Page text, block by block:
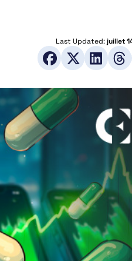
Last Updated:juillet